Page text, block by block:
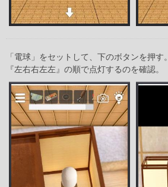
「電球」をセットして、下のボタンを押す。
『左右右左左』の順で点灯するのを確認。